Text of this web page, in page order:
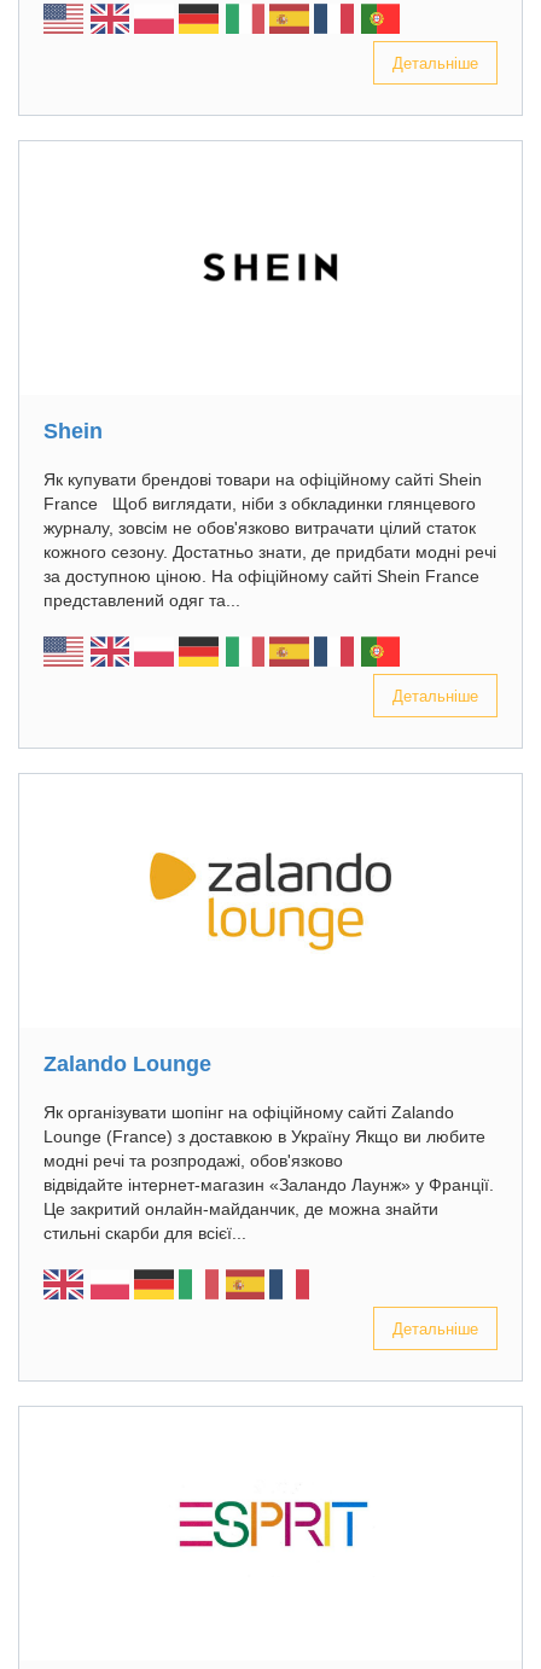
Детальніше
Shein
Як купувати брендові товари на офіційному сайті Shein
France Щоб виглядати, ніби з обкладинки глянцевого
журналу, зовсім не обов'язково витрачати цілий статок
кожного сезону. Достатньо знати, де придбати модні речі
за доступною ціною. На офіційному сайті Shein France
представлений одяг та...
Детальніше
Zalando Lounge
Як організувати шопінг на офіційному сайті Zalando
Lounge (France) з доставкою в Україну Якщо ви любите
модні речі та розпродажі, обов'язково
відвідайте інтернет-магазин «Заландо Лаунж» у Франції.
Це закритий онлайн-майданчик, де можна знайти
стильні скарби для всієї...
Детальніше